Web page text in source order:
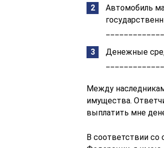
Автомобиль
Денежные
Между
имущества.
выплатить мне
В соответствии со